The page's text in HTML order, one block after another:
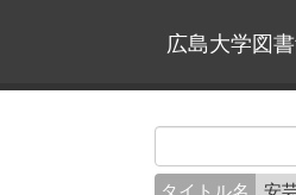
広島大学図
タイトル名 安